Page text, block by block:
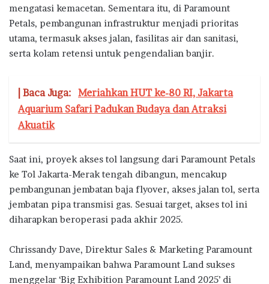
mengatasi kemacetan. Sementara itu, di Paramount
Petals, pembangunan infrastruktur menjadi prioritas
utama, termasuk akses jalan, fasilitas air dan sanitasi,
serta kolam retensi untuk pengendalian banjir.
| Baca Juga: Meriahkan HUT ke-80 RI, Jakarta
Aquarium Safari Padukan Budaya dan Atraksi
Akuatik
Saat ini, proyek akses tol langsung dari Paramount Petals
ke Tol Jakarta-Merak tengah dibangun, mencakup
pembangunan jembatan baja flyover, akses jalan tol, serta
jembatan pipa transmisi gas. Sesuai target, akses tol ini
diharapkan beroperasi pada akhir 2025.
Chrissandy Dave, Direktur Sales & Marketing Paramount
Land, menyampaikan bahwa Paramount Land sukses
menggelar ‘Big Exhibition Paramount Land 2025’ di